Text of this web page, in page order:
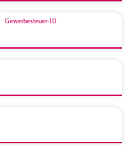
Gewerbesteuer-ID